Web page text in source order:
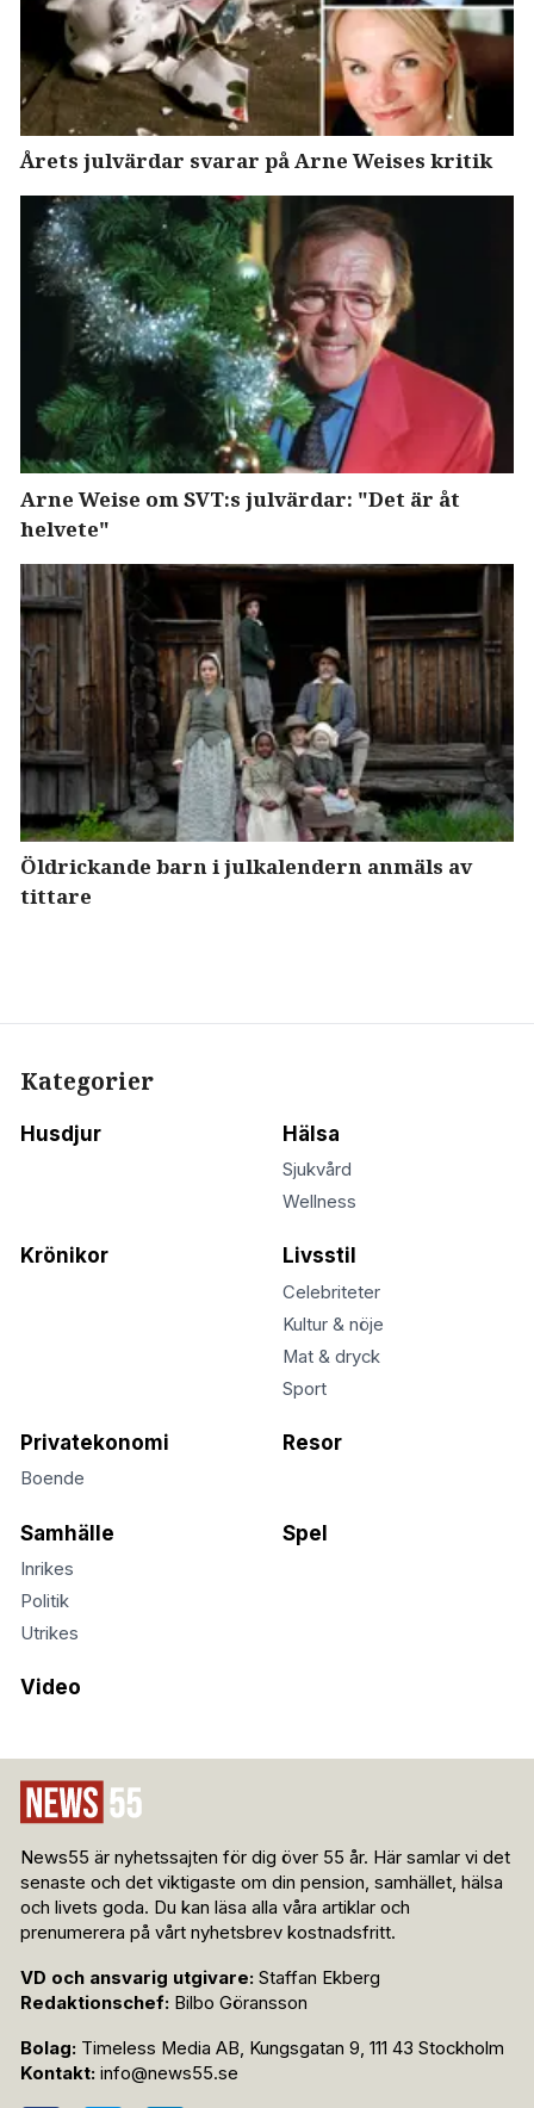
Årets julvärdar svarar på Arne Weises kritik
Arne Weise om SVT:s julvärdar: "Det är åt
helvete"
Öldrickande barn i julkalendern anmäls av
tittare
Kategorier
Husdjur Hälsa
Sjukvård
Wellness
Krönikor Livsstil
Celebriteter
Kultur & nöje
Mat & dryck
Sport
Privatekonomi
Boende
Resor
Samhälle
Inrikes
Politik
Utrikes
Spel
Video
News55 är nyhetssajten för dig över 55 år. Här samlar vi det
senaste och det viktigaste om din pension, samhället, hälsa
och livets goda. Du kan läsa alla våra artiklar och
prenumerera på vårt nyhetsbrev kostnadsfritt.
VD och ansvarig utgivare: Staffan Ekberg
Redaktionschef: Bilbo Göransson
Bolag: Timeless Media AB, Kungsgatan 9, 111 43 Stockholm
Kontakt: info@news55.se